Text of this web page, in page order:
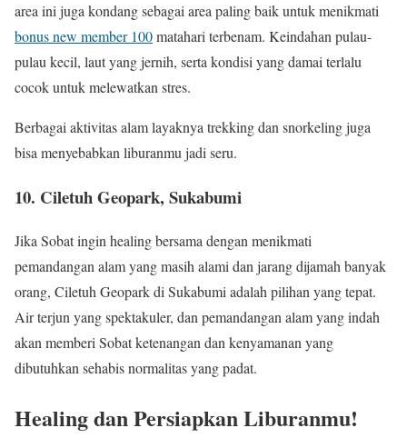
area ini juga kondang sebagai area paling baik untuk menikmati
bonus new member 100matahari terbenam. Keindahan pulau-
pulau kecil, laut yang jernih, serta kondisi yang damai terlalu
cocok untuk melewatkan stres.
Berbagai aktivitas alam layaknya trekking dan snorkeling juga
bisa menyebabkan liburanmu jadi seru.
10. Ciletuh Geopark, Sukabumi
Jika Sobat ingin healing bersama dengan menikmati
pemandangan alam yang masih alami dan jarang dijamah banyak
orang, Ciletuh Geopark di Sukabumi adalah pilihan yang tepat.
Air terjun yang spektakuler, dan pemandangan alam yang indah
akan memberi Sobat ketenangan dan kenyamanan yang
dibutuhkan sehabis normalitas yang padat.
Healing dan Persiapkan Liburanmu!